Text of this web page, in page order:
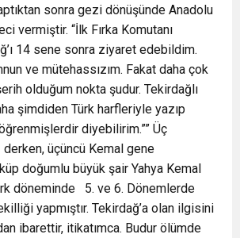
sonra gezi dönüşünde Anadolu
vermiştir. “İlk Fırka Komutanı
14 sene sonra ziyaret edebildim.
ve mütehassızım. Fakat daha çok
olduğum nokta şudur. Tekirdağlı
şimdiden Türk harfleriyle yazıp
diyebilirim.”” Üç
derken, üçüncü Kemal gene
doğumlu büyük şair Yahya Kemal
döneminde 5. ve 6. Dönemlerde
yapmıştır. Tekirdağ’a olan ilgisini
ibarettir, itikatımca. Budur ölümde